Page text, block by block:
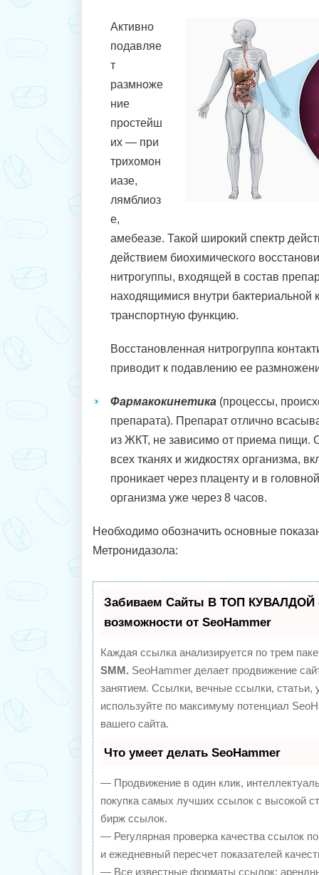
Активно
подавляе
т
размноже
ние
простейш
их — при
трихомон
иазе,
лямблиоз
е,
амебеазе. Такой широкий спектр
действием биохимического
нитрогуппы, входящей в состав
находящимися внутри
транспортную функцию.
Восстановленная нитрогруппа
приводит к подавлению ее
Фармакокинетика (процессы,
препарата). Препарат отлично
из ЖКТ, не зависимо от приема пищи.
всех тканях и жидкостях организма,
проникает через плаценту и в
организма уже через 8 часов.
Необходимо обозначить основные
Метронидазола:
Забиваем Сайты В ТОП КУВАЛДОЙ
возможности от SeoHammer
Каждая ссылка анализируется по трем
SMM. SeoHammer делает продвижение
занятием. Ссылки, вечные ссылки, статьи,
используйте по максимуму потенциал
вашего сайта.
Что умеет делать SeoHammer
— Продвижение в один клик,
покупка самых лучших ссылок с высокой
бирж ссылок.
— Регулярная проверка качества ссылок
и ежедневный пересчет показателей
— Все известные форматы ссылок: